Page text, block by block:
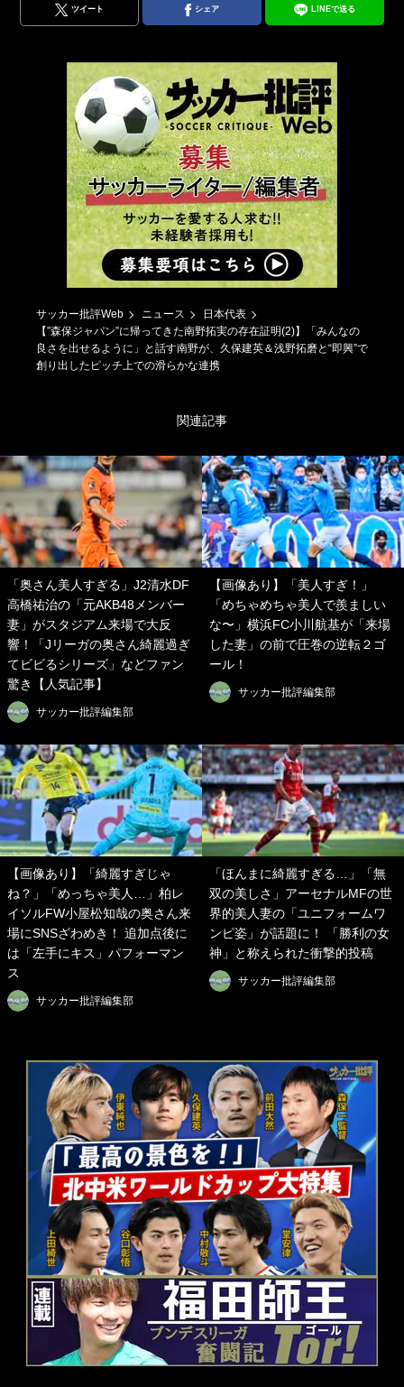
ツイート シェア LINEで送る
サッカー批評Web ニュース
日本代表
【”森保ジャパン”に帰ってきた南野拓実の存在証明(2)】「みんなの
良さを出せるように」と話す南野が、久保建英＆浅野拓磨と“即興”で
創り出したピッチ上での滑らかな連携
関連記事
「奥さん美人すぎる」J2清水DF
高橋祐治の「元AKB48メンバー
妻」がスタジアム来場で大反
響！「Jリーガの奥さん綺麗過ぎ
てビビるシリーズ」などファン
驚き【人気記事】
サッカー批評編集部
【画像あり】「美人すぎ！」
「めちゃめちゃ美人で羨ましい
な〜」横浜FC小川航基が「来場
した妻」の前で圧巻の逆転２ゴ
ール！
サッカー批評編集部
【画像あり】「綺麗すぎじゃ
ね？」「めっちゃ美人…」柏レ
イソルFW小屋松知哉の奥さん来
場にSNSざわめき！ 追加点後に
は「左手にキス」パフォーマン
ス
サッカー批評編集部
「ほんまに綺麗すぎる…」「無
双の美しさ」アーセナルMFの世
界的美人妻の「ユニフォームワ
ンピ姿」が話題に！ 「勝利の女
神」と称えられた衝撃的投稿
サッカー批評編集部